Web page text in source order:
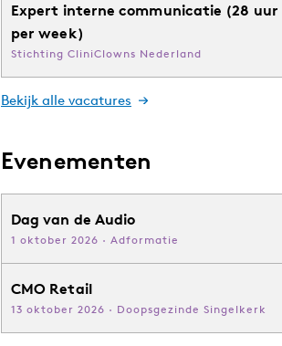
Expert interne communicatie (28 uur
per week)
Stichting CliniClowns Nederland
Bekijk alle vacatures
Evenementen
Dag van de Audio
1 oktober 2026 · Adformatie
CMO Retail
13 oktober 2026 · Doopsgezinde Singelkerk